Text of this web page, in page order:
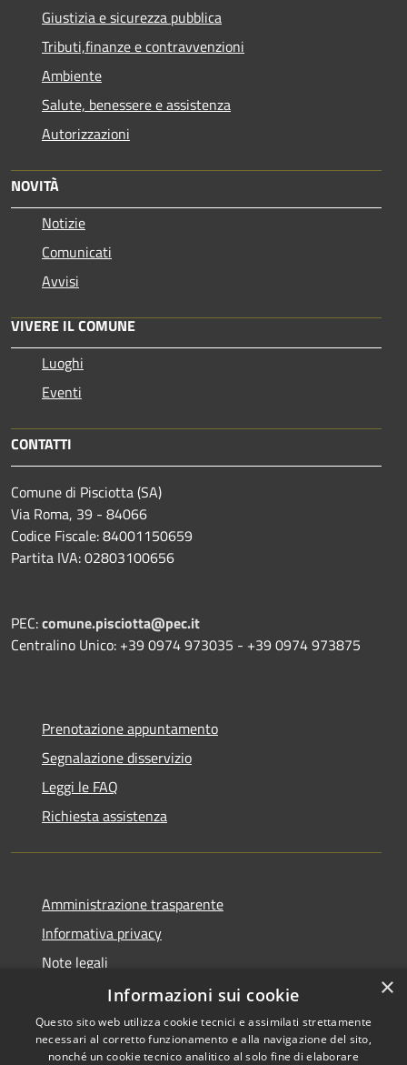
Giustizia e sicurezza pubblica
Tributi,finanze e contravvenzioni
Ambiente
Salute, benessere e assistenza
Autorizzazioni
NOVITÀ
Notizie
Comunicati
Avvisi
VIVERE IL COMUNE
Luoghi
Eventi
CONTATTI
Comune di Pisciotta (SA)
Via Roma, 39 - 84066
Codice Fiscale: 84001150659
Partita IVA: 02803100656
PEC:comune.pisciotta@pec.it
Centralino Unico: +39 0974 973035 - +39 0974 973875
Prenotazione appuntamento
Segnalazione disservizio
Leggi le FAQ
Richiesta assistenza
Amministrazione trasparente
Informativa privacy
Note legali
Dichiarazione di accessibilità
×
Informazioni sui cookie
Questo sito web utilizza cookie tecnici e assimilati strettamente
necessari al corretto funzionamento e alla navigazione del sito,
nonché un cookie tecnico analitico al solo fine di elaborare